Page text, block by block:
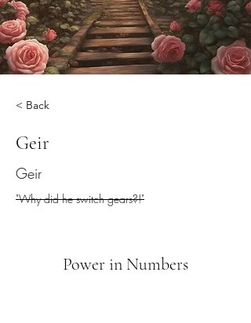
< Back
Geir
Geir
"Why did he switch gears?!"
Power in Numbers